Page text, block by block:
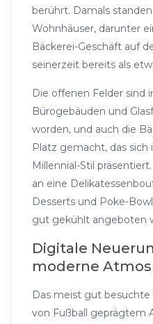
berührt. Damals
Wohnhäuser, darunter
Bäckerei-Geschäft auf
seinerzeit bereits als
Die offenen Felder sind
Bürogebäuden und
worden, und auch die
Platz gemacht, das
Millennial-Stil
an eine
Desserts und Poke-
gut gekühlt angeboten
Digitale
moderne
Das meist gut
von Fußball geprägtem